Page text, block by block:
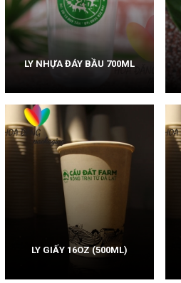
LY NHỰA ĐÁY BẦU 700ML
LY GIẤY 16OZ (500ML)